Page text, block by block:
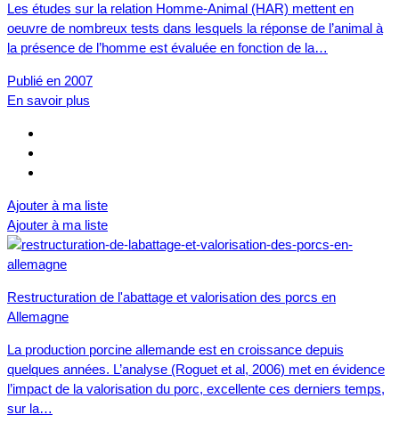
Les études sur la relation Homme-Animal (HAR) mettent en
oeuvre de nombreux tests dans lesquels la réponse de l’animal à
la présence de l’homme est évaluée en fonction de la…
Publié en 2007
En savoir plus
Ajouter à ma liste
Ajouter à ma liste
Restructuration de l'abattage et valorisation des porcs en
Allemagne
La production porcine allemande est en croissance depuis
quelques années. L’analyse (Roguet et al, 2006) met en évidence
l’impact de la valorisation du porc, excellente ces derniers temps,
sur la…